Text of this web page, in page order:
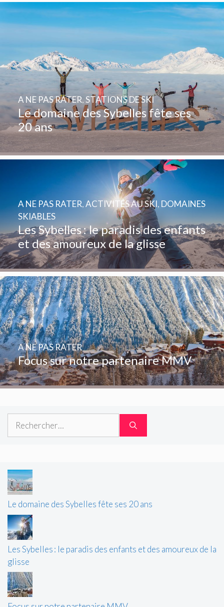
Le domaine des Sybelles fête ses
20 ans
A NE PAS RATER,STATIONS DE SKI
Les Sybelles : le paradis des enfants
et des amoureux de la glisse
A NE PAS RATER,ACTIVITÉS AU SKI, DOMAINES
SKIABLES
Focus sur notre partenaire MMV
A NE PAS RATER
Le domaine des Sybelles fête ses 20 ans
Les Sybelles : le paradis des enfants et des amoureux de la
glisse